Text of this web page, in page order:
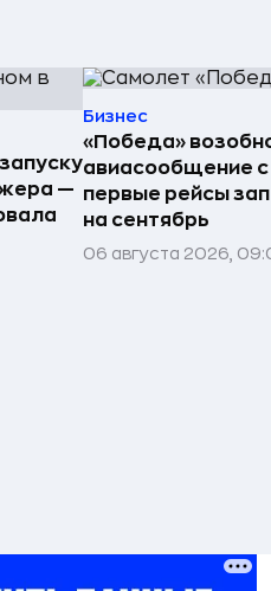
—
Бизнес
«Победа»
авиасообщение
первые рейсы
на сентябрь
06 августа 2026,